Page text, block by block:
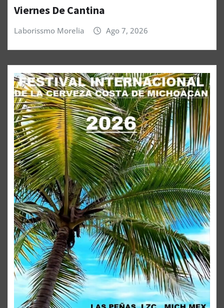
Viernes De Cantina
Laborissmo Morelia Ago 7, 2026